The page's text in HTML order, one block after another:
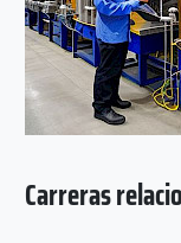
Carreras